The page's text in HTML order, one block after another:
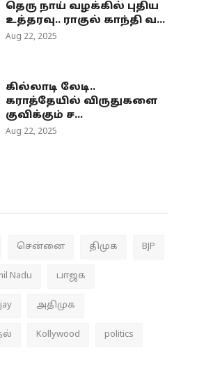
தெரு நாய் வழக்கில் புதிய
உத்தரவு.. ராகுல் காந்தி வ...
Aug 22, 2025
கில்லாடி லேடி..
கராத்தேயில் விருதுகளை
குவிக்கும் ச...
Aug 22, 2025
சென்னை திமுக BJP
Nadu பாஜக
அதிமுக
Kollywood politics